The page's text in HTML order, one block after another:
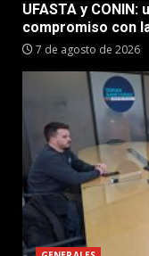
UFASTA y
compromiso con
7 de agosto de 2026